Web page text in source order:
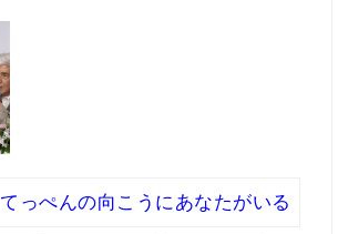
てっぺんの向こうにあなたがいる